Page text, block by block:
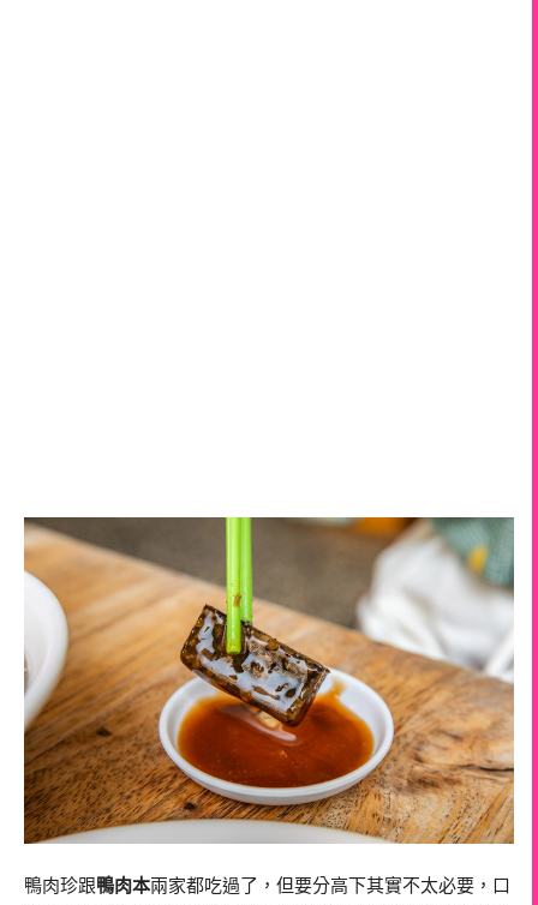
鴨肉珍跟鴨肉本兩家都吃過了，但要分高下其實不太必要，口